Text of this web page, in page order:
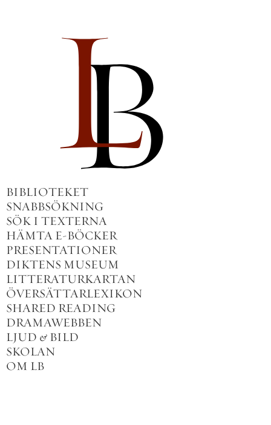
BIBLIOTEKET
SNABBSÖKNING
SÖK I TEXTERNA
HÄMTA E-BÖCKER
PRESENTATIONER
DIKTENS MUSEUM
LITTERATURKARTAN
ÖVERSÄTTARLEXIKON
SHARED READING
DRAMAWEBBEN
LJUD & BILD
SKOLAN
OM LB